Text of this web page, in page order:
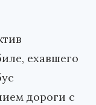
ехавшего
дороги с